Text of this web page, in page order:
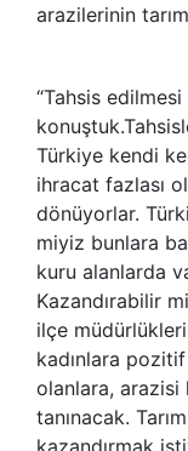
arazilerinin
“Tahsis
Türkiye kendi
ihracat fazlası
dönüyorlar.
miyiz bunlara
kuru alanlarda
Kazandırabilir
ilçe
kadınlara pozitif
olanlara, arazisi
tanınacak.
kazandırmak